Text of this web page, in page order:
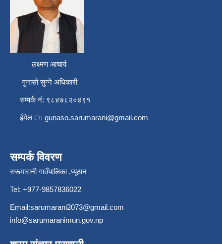
लक्ष्मण आचार्य
गुनासो सुन्ने अधिकारी
सम्पर्क नं: ९८४७८२०४९१
ईमेल ः gunaso.sarumarani@gmail.com
सम्पर्क विवरण
सरूमारानी गाउँपालिका ,प्यूठान
Tel: +977-9857836022
Email:sarumarani2073@gmail.com
info@sarumaranimun.gov.np